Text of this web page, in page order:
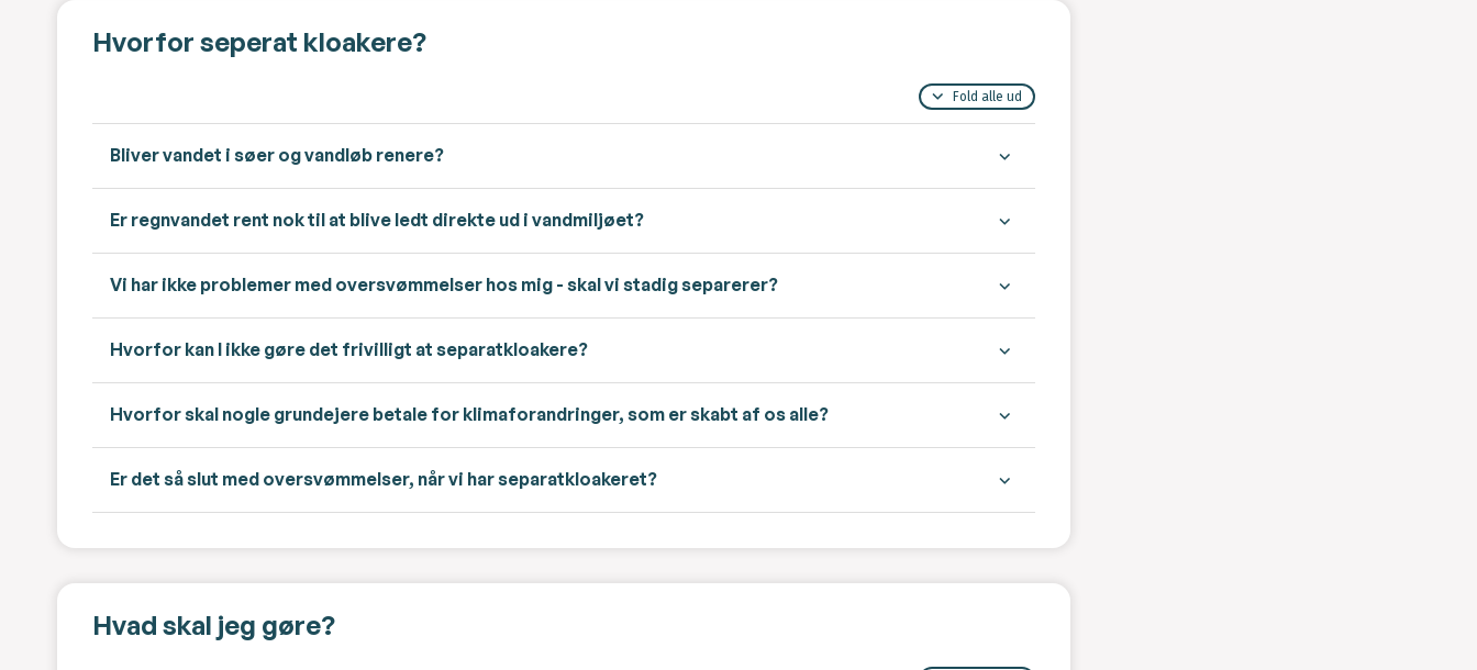
Hvorfor seperat kloakere?
Fold alle ud
Bliver vandet i søer og vandløb renere?
Er regnvandet rent nok til at blive ledt direkte ud i vandmiljøet?
Vi har ikke problemer med oversvømmelser hos mig - skal vi stadig separerer?
Hvorfor kan I ikke gøre det frivilligt at separatkloakere?
Hvorfor skal nogle grundejere betale for klimaforandringer, som er skabt af os alle?
Er det så slut med oversvømmelser, når vi har separatkloakeret?
Hvad skal jeg gøre?